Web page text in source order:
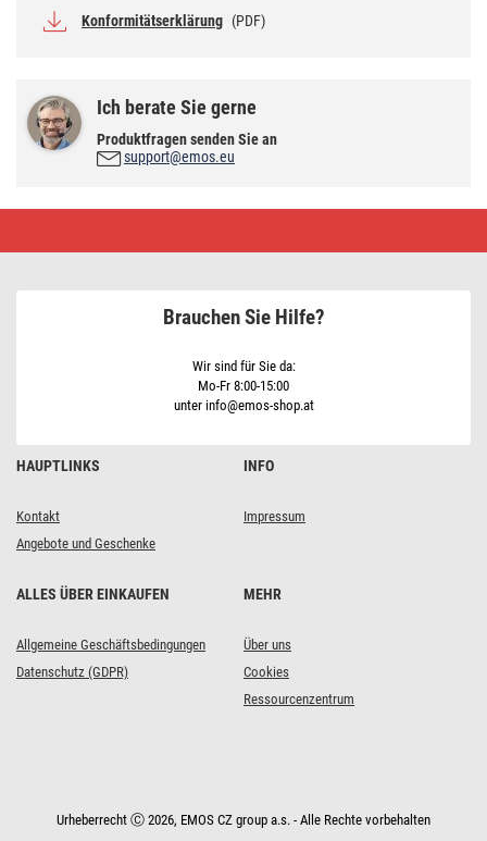
Konformitätserklärung (PDF)
Ich berate Sie gerne
Produktfragen senden Sie an
support@emos.eu
HAUPTLINKS
Kontakt
Angebote und Geschenke
INFO
Impressum
ALLES ÜBER EINKAUFEN
Allgemeine Geschäftsbedingungen
Datenschutz (GDPR)
MEHR
Über uns
Cookies
Ressourcenzentrum
Brauchen Sie Hilfe?
Wir sind für Sie da:
Mo-Fr 8:00-15:00
unter info@emos-shop.at
Urheberrecht Ⓒ 2026, EMOS CZ group a.s. - Alle Rechte vorbehalten